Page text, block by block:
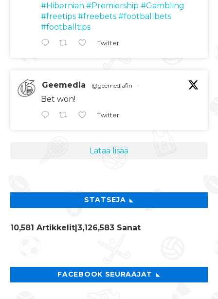
#Hibernian #Premiership #Gambling
#freetips #freebets #footballbets
#footballtips
Twitter
Geemedia @geemediafin ·
Bet won!
Twitter
Lataa lisää
STATSEJA
10,581 Artikkelit|3,126,583 Sanat
FACEBOOK SEURAAJAT